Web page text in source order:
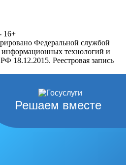
16+
Федеральной службой
информационных технологий и
18.12.2015. Реестровая запись
Решаем вместе